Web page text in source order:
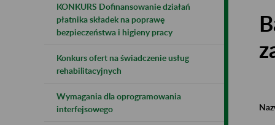
KONKURS Dofinansowanie działań
płatnika składek na poprawę
bezpieczeństwa i higieny pracy
Konkurs ofert na świadczenie usług
rehabilitacyjnych
Wymagania dla oprogramowania
interfejsowego